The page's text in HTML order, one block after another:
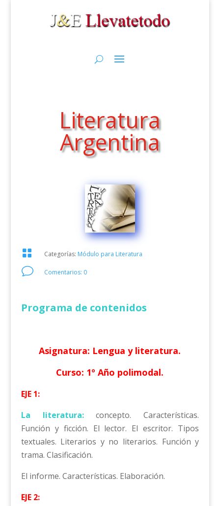
Literatura
Argentina
 Categorías: Módulo para Literatura
v Comentarios: 0
Programa de contenidos
Asignatura: Lengua y literatura.
Curso: 1º Año polimodal.
EJE 1:
La literatura:concepto. Características.
Función y ficción. El lector. El escritor. Tipos
textuales. Literarios y no literarios. Función y
trama. Clasificación.
El informe. Características. Elaboración.
EJE 2: